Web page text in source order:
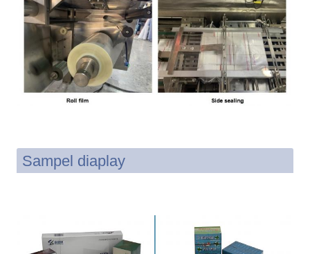
Sampel diaplay